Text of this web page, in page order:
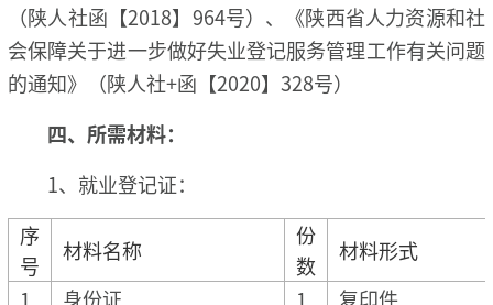
（陕人社函【2018】964号）、《陕西省人力资源和社
会保障关于进一步做好失业登记服务管理工作有关问题
的通知》（陕人社+函【2020】328号）
四、 所需材料：
1、就业登记证：
序
号
材料名称
份
数
材料形式
1
身份证 1
复印件